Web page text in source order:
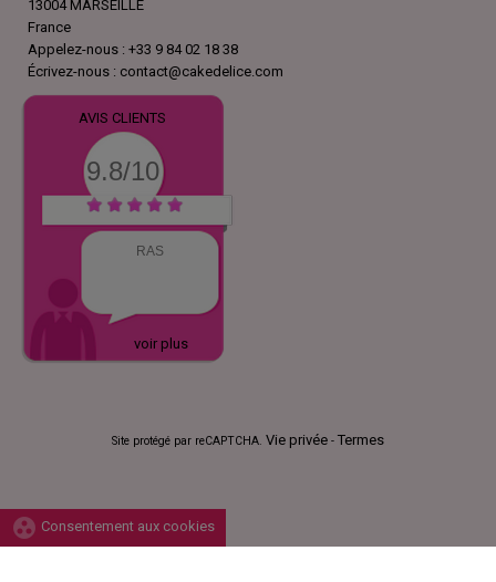
13004 MARSEILLE
France
Appelez-nous : +33 9 84 02 18 38
Écrivez-nous : contact@cakedelice.com
AVIS CLIENTS
9.8/10
RAS
voir plus
Site protégé par reCAPTCHA. Vie privée - Termes
group_work Consentement aux cookies